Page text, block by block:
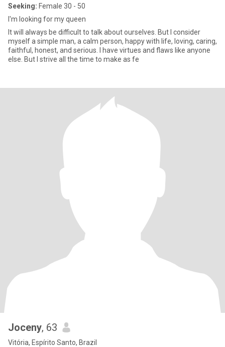
Seeking: Female 30 - 50
I'm looking for my queen
It will always be difficult to talk about ourselves. But I consider
myself a simple man, a calm person, happy with life, loving, caring,
faithful, honest, and serious. I have virtues and flaws like anyone
else. But I strive all the time to make as fe
Joceny, 63
Vitória, Espírito Santo, Brazil